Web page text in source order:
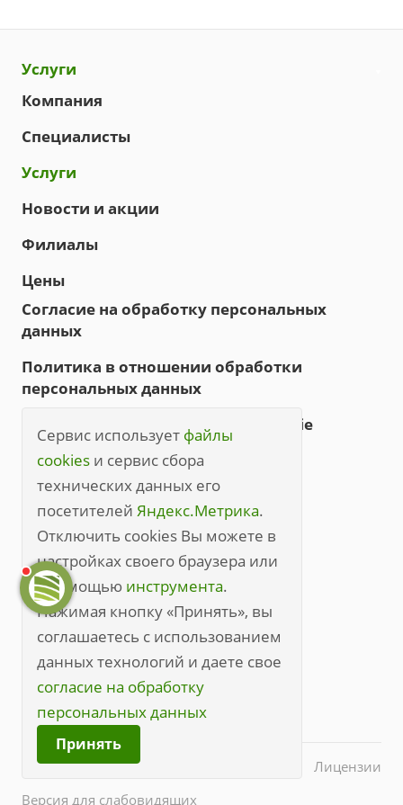
Сервис использует файлы
cookies и сервис сбора
технических данных его
посетителей Яндекс.Метрика.
Отключить cookies Вы можете в
настройках своего браузера или
с помощью инструмента.
Нажимая кнопку «Принять», вы
соглашаетесь с использованием
данных технологий и даете свое
согласие на обработку
персональных данных
Принять
Услуги
Компания
Специалисты
Услуги
Новости и акции
Филиалы
Цены
Согласие на обработку персональных
данных
Политика в отношении обработки
персональных данных
Политика обработки файлов cookie
Правила посещения
Правила посещения (полные)
+7 (3842) 49-20-70
kem@medline.pro
650000, г. Кемерово, ул. Кирова, 45
© 2026 Все права защищены.
Лицензии
Версия для слабовидящих